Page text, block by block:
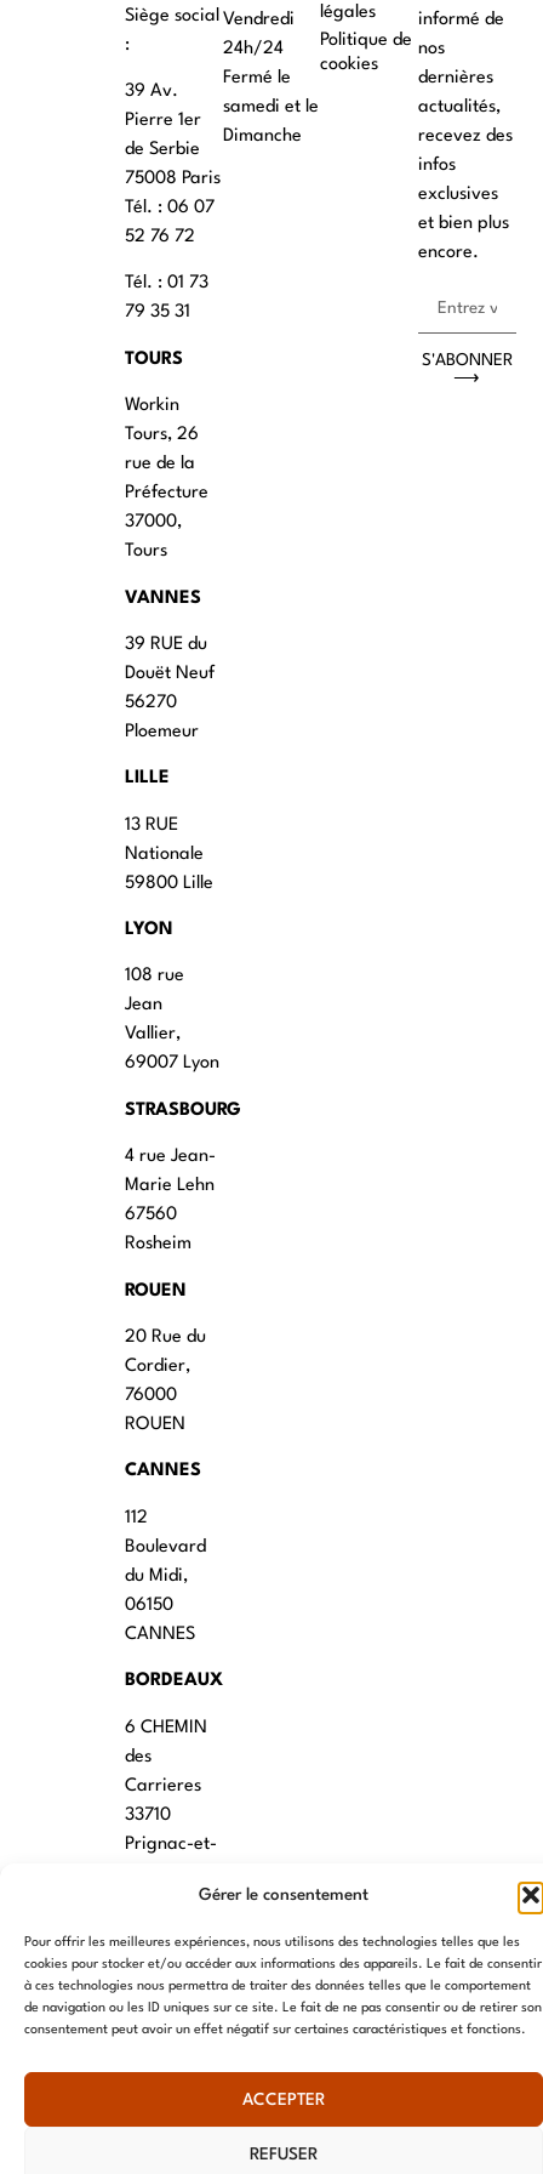
Gérer le consentement
Pour offrir les meilleures expériences, nous utilisons des technologies telles que les
cookies pour stocker et/ou accéder aux informations des appareils. Le fait de consentir
à ces technologies nous permettra de traiter des données telles que le comportement
de navigation ou les ID uniques sur ce site. Le fait de ne pas consentir ou de retirer son
consentement peut avoir un effet négatif sur certaines caractéristiques et fonctions.
ACCEPTER
REFUSER
Siège social
:
39 Av.
Pierre 1er
de Serbie
75008 Paris
Tél. : ‭06 07
52 76 72
Tél. : 01 73
79 35 31
TOURS
Workin
Tours, 26
rue de la
Préfecture
37000,
Tours
VANNES
39 RUE du
Douët Neuf
56270
Ploemeur
LILLE
13 RUE
Nationale
59800 Lille
LYON
108 rue
Jean
Vallier,
69007 Lyon
STRASBOURG
4 rue Jean-
Marie Lehn
67560
Rosheim
ROUEN
20 Rue du
Cordier,
76000
ROUEN
CANNES
112
Boulevard
du Midi,
06150
CANNES
BORDEAUX
6 CHEMIN
des
Carrieres
33710
Prignac-et-
7 rue des
écoles
34790
Vendredi
24h/24
Fermé le
samedi et le
Dimanche
légales
Politique de
cookies
informé de
nos
dernières
actualités,
recevez des
infos
exclusives
et bien plus
encore.
S'ABONNER
⟶
© AME 2024, tous droits réservés